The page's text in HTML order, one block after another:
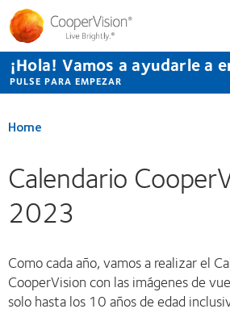
Pasar
contenido
principal
¡Hola! Vamos a ayudarle a
PULSE PARA EMPEZAR
Home
Calendario
2023
Como cada año, vamos a realizar el
CooperVision con las imágenes de
solo hasta los 10 años de edad